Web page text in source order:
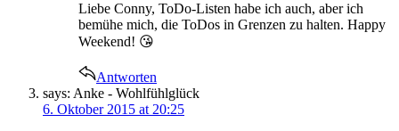
Liebe Conny, ToDo-Listen habe ich auch, aber ich
bemühe mich, die ToDos in Grenzen zu halten. Happy
Weekend! 😘
Antworten
says: Anke - Wohlfühlglück
6. Oktober 2015 at 20:25